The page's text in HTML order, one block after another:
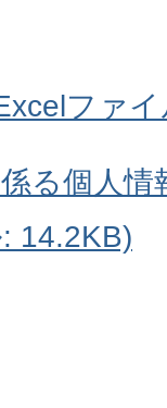
ファ
る個人
14.2KB)